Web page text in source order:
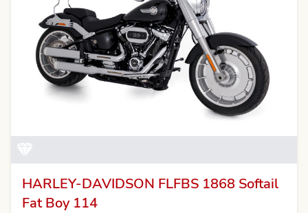
HARLEY-DAVIDSON FLFBS 1868 Softail
Fat Boy 114